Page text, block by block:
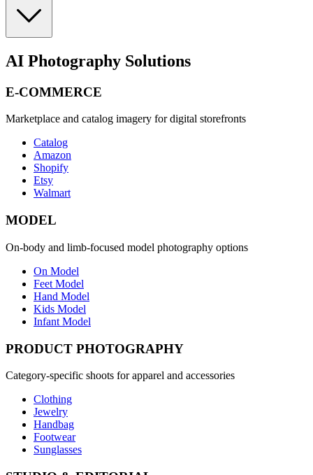
AI Photography Solutions
E-COMMERCE
Marketplace and catalog imagery for digital storefronts
Catalog
Amazon
Shopify
Etsy
Walmart
MODEL
On-body and limb-focused model photography options
On Model
Feet Model
Hand Model
Kids Model
Infant Model
PRODUCT PHOTOGRAPHY
Category-specific shoots for apparel and accessories
Clothing
Jewelry
Handbag
Footwear
Sunglasses